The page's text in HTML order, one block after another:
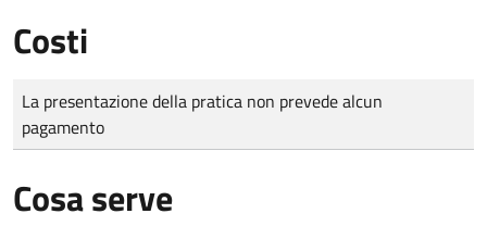
Costi
Tipo di pagamento
Importo
La presentazione della pratica non prevede alcun
pagamento
Cosa serve